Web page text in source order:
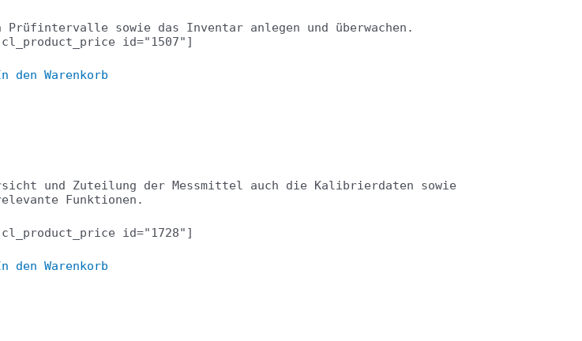
sowie das Inventar anlegen und überwachen.
id="1507"]
den Warenkorb
und Zuteilung der Messmittel auch die Kalibrierdaten sowie
Funktionen.
id="1728"]
den Warenkorb